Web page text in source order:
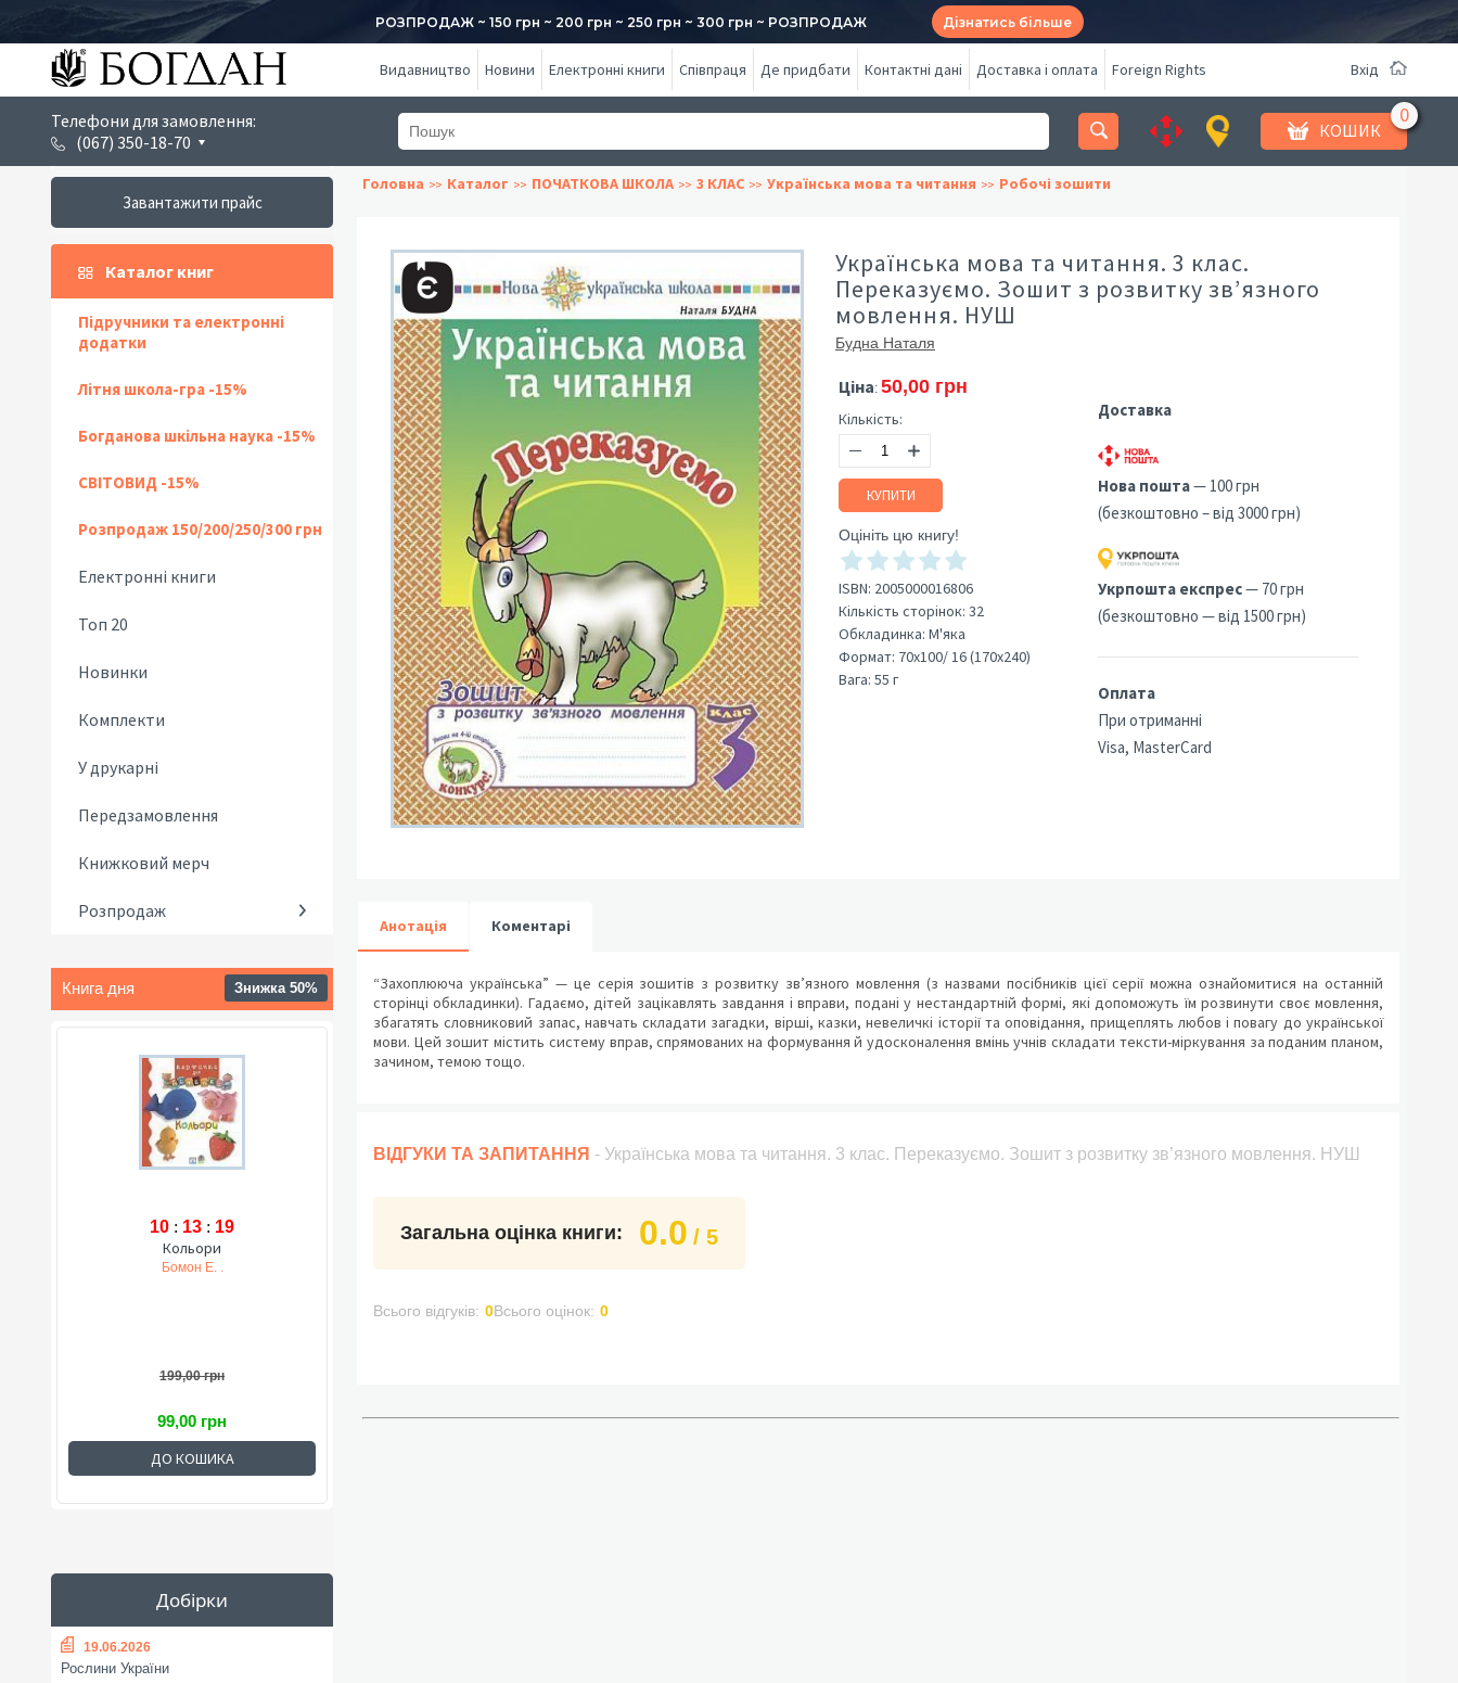
РОЗПРОДАЖ ~ 150 грн ~ 200 грн ~ 250 грн ~ 300 грн ~ РОЗПРОДАЖ Дізнатись більше
Видавництво Новини Електронні книги Співпраця Де придбати Контактні дані Доставка і оплата Foreign Rights Вхід
Телефони для замовлення:
(067) 350-18-70
КОШИК
Завантажити прайс
Каталог книг
Підручники та електронні
додатки
Літня школа-гра -15%
Богданова шкільна наука -15%
СВІТОВИД -15%
Розпродаж 150/200/250/300 грн
Електронні книги
Топ 20
Новинки
Комплекти
У друкарні
Передзамовлення
Книжковий мерч
Розпродаж
Книга дня Знижка 50%
10 : 13 : 18
Кольори
Бомон Е. .
199,00 грн
99,00 грн
ДО КОШИКА
Добірки
19.06.2026
Рослини України
Головна Каталог ПОЧАТКОВА ШКОЛА 3 КЛАС Українська мова та читання Робочі зошити
Українська мова та читання. 3 клас.
Переказуємо. Зошит з розвитку зв’язного
мовлення. НУШ
Будна Наталя
Ціна: 50,00 грн
Кількість:
КУПИТИ
Оцініть цю книгу!
ISBN: 2005000016806
Кількість сторінок: 32
Обкладинка: М'яка
Формат: 70х100/ 16 (170х240)
Вага: 55 г
Доставка
Нова пошта— 100 грн
(безкоштовно – від 3000 грн)
Укрпошта експрес— 70 грн
(безкоштовно — від 1500 грн)
Оплата
При отриманні
Visa, MasterCard
Анотація Коментарі
“Захоплююча українська” — це серія зошитів з розвитку зв’язного мовлення (з назвами посібників цієї серії можна ознайомитися на останній
сторінці обкладинки). Гадаємо, дітей зацікавлять завдання і вправи, подані у нестандартній формі, які допоможуть їм розвинути своє мовлення,
збагатять словниковий запас, навчать складати загадки, вірші, казки, невеличкі історії та оповідання, прищеплять любов і повагу до української
мови. Цей зошит містить систему вправ, спрямованих на формування й удосконалення вмінь учнів складати тексти-міркування за поданим планом,
зачином, темою тощо.
ВІДГУКИ ТА ЗАПИТАННЯ - Українська мова та читання. 3 клас. Переказуємо. Зошит з розвитку зв’язного мовлення. НУШ
Загальна оцінка книги: 0.0 / 5
Всього відгуків: 0Всього оцінок: 0